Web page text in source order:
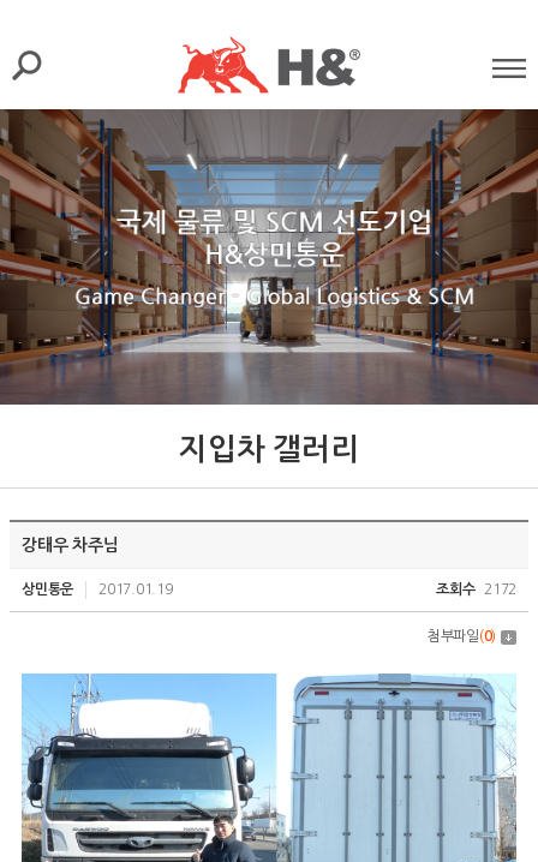
지입차 갤러리
강태우 차주님
상민통운 2017.01.19 조회수 2172
첨부파일(0)